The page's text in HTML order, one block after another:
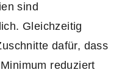
sind
Gleichzeitig
dafür, dass
reduziert